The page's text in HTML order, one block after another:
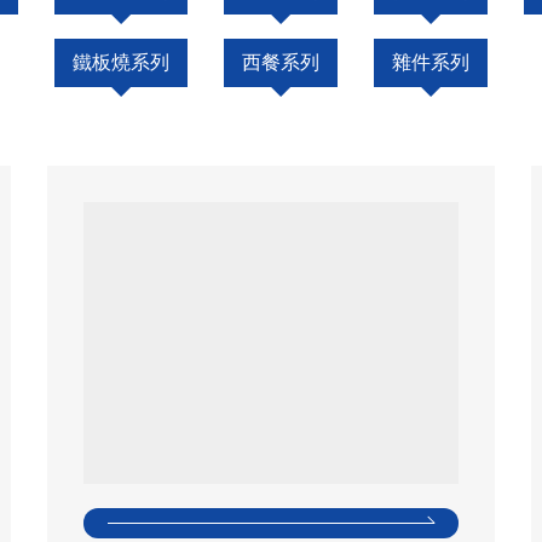
鐵板燒系列 西餐系列 雜件系列
廣式單頭大鍋灶